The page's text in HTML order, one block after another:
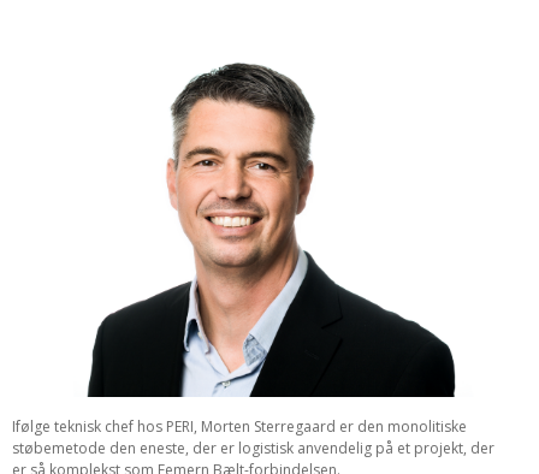
Ifølge teknisk chef hos PERI, Morten Sterregaard er den monolitiske
støbemetode den eneste, der er logistisk anvendelig på et projekt, der
er så komplekst som Femern Bælt-forbindelsen.